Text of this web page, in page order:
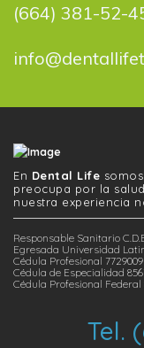
(664) 381-52-
En Dental Life
preocupa por la
nuestra experiencia
Responsable Sanitario
Egresada Universidad
Cédula Profesional 7729009
Cédula de Especialidad
Cédula Profesional Federal
Tel.